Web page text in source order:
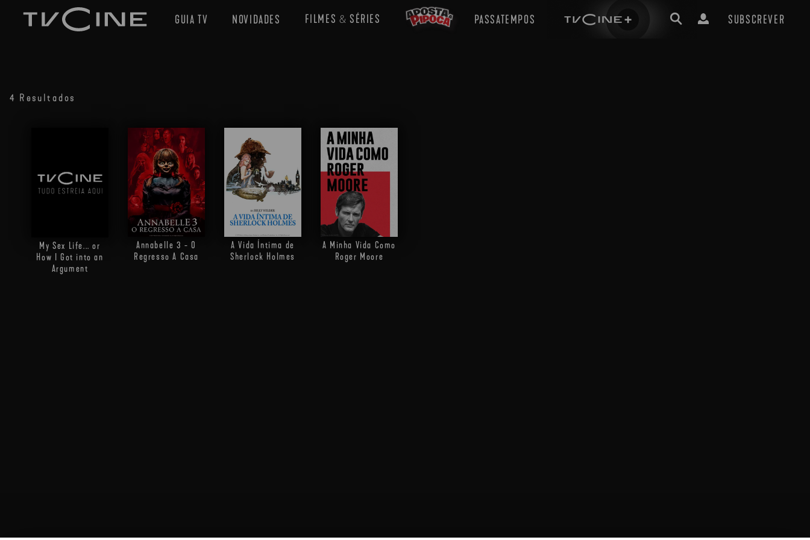
GUIA TV NOVIDADES FILMES & SÉRIES PASSATEMPOS SUBSCREVER
4 Resultados
My Sex Life... or
How I Got into an
Argument
Annabelle 3 - O
Regresso A Casa
A Vida Íntima de
Sherlock Holmes
A Minha Vida Como
Roger Moore